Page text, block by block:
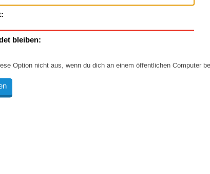
bleiben:
Option nicht aus, wenn du dich an einem öffentlichen Computer